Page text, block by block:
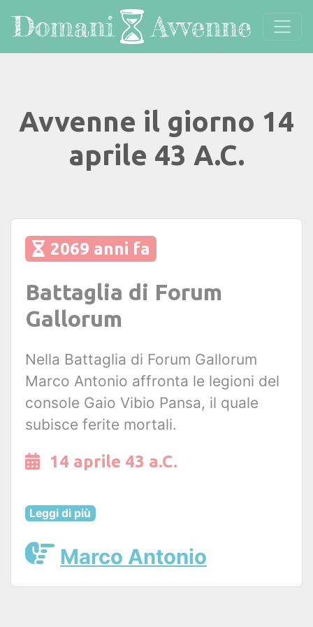
Avvenne il giorno 14
aprile 43 A.C.
2069 anni fa
Battaglia di Forum
Gallorum
Nella Battaglia di Forum Gallorum
Marco Antonio affronta le legioni del
console Gaio Vibio Pansa, il quale
subisce ferite mortali.
14 aprile 43 a.C.
Leggi di più
Marco Antonio